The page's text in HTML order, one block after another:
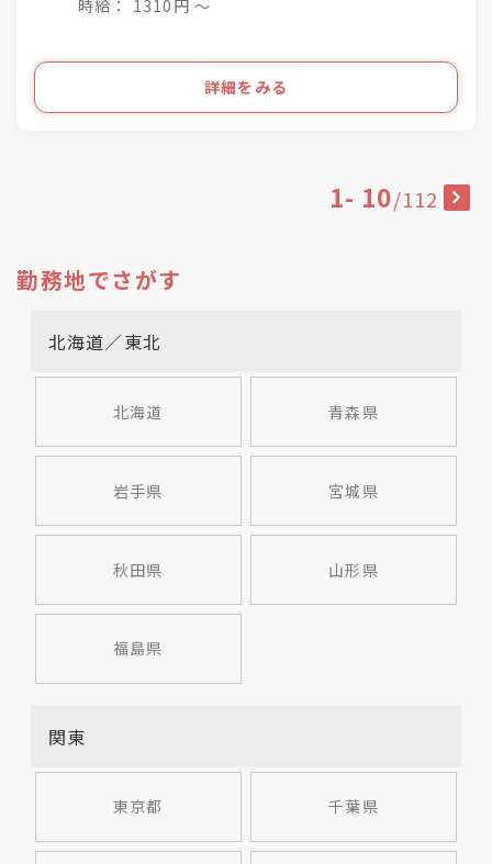
「成人式サロンKiRARA（振袖専門）」 4店舗
「きものの相談窓口MATSUYA」1店舗
きものをより身近に、気軽に、そして楽しんで頂
ライフスタイルの多様化を実現するのが私たちの
時給： 1310円 〜
詳細をみる
1- 10/112
勤務地でさがす
北海道／東北
北海道 青森県
岩手県 宮城県
秋田県 山形県
福島県
関東
東京都 千葉県